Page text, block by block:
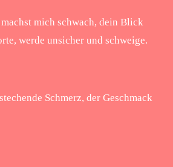
mich schwach, dein Blick
werde unsicher und schweige.
Schmerz, der Geschmack